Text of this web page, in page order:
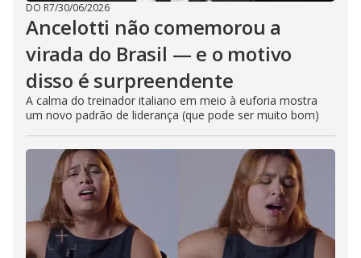
DO R7/30/06/2026
Ancelotti não comemorou a
virada do Brasil — e o motivo
disso é surpreendente
A calma do treinador italiano em meio à euforia mostra
um novo padrão de liderança (que pode ser muito bom)